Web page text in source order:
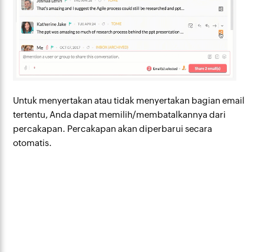
Untuk menyertakan atau tidak menyertakan bagian email
tertentu, Anda dapat memilih/membatalkannya dari
percakapan. Percakapan akan diperbarui secara
otomatis.